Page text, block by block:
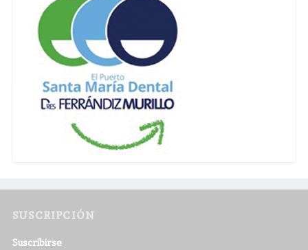
SUSCRIPCIÓN
Suscribirse